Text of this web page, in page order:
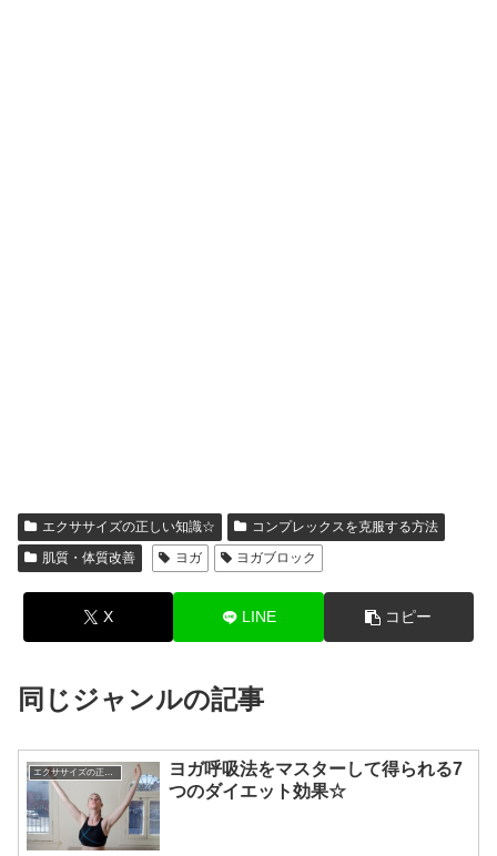
エクササイズの正しい知識☆
コンプレックスを克服する方法
肌質・体質改善
ヨガ ヨガブロック
X LINE コピー
同じジャンルの記事
ヨガ呼吸法をマスターして得られる7
つのダイエット効果☆